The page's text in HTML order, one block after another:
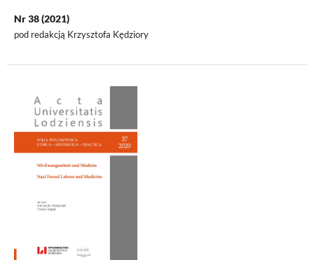
Nr 38 (2021)
pod redakcją Krzysztofa Kędziory